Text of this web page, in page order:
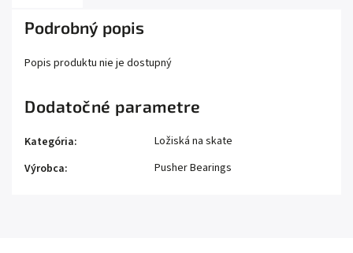
Podrobný popis
Popis produktu nie je dostupný
Dodatočné parametre
Kategória:
Ložiská na skate
Výrobca: Pusher Bearings